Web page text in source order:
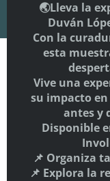
THE
E-mail: